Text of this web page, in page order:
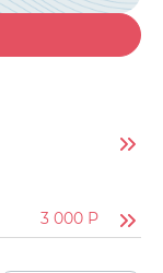
3 000 Р